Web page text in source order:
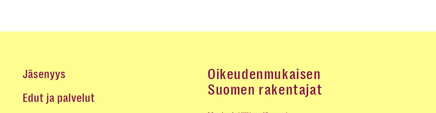
Jäsenyys
Edut ja palvelut
Oikeudenmukaisen
Suomen rakentajat